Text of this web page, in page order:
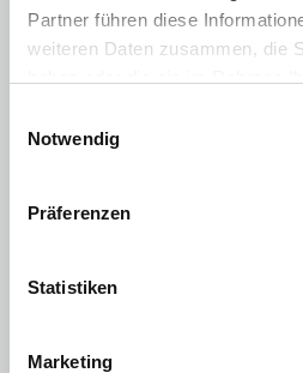
Partner führen diese
weiteren Daten zusammen, die
Cookies, wenn Sie unsere
Notwendig
Präferenzen
Statistiken
Marketing
Lenkrad beheizbar
Mittelarmlehne
Sitzheizung Vordersitze
Zentralverriegelung mit